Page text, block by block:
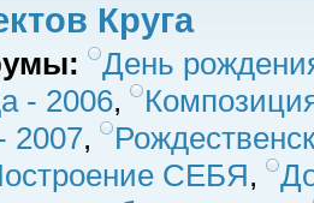
Круга
День
- 2006,
2007,
СЕБЯ,